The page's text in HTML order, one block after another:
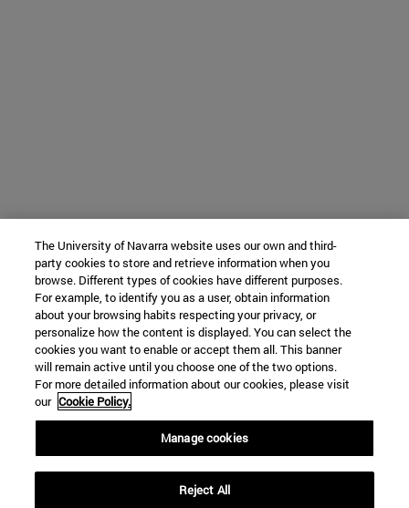
The University of Navarra website uses our own and third-
party cookies to store and retrieve information when you
browse. Different types of cookies have different purposes.
For example, to identify you as a user, obtain information
about your browsing habits respecting your privacy, or
personalize how the content is displayed. You can select the
cookies you want to enable or accept them all. This banner
will remain active until you choose one of the two options.
For more detailed information about our cookies, please visit
our Cookie Policy.
Manage cookies
Reject All